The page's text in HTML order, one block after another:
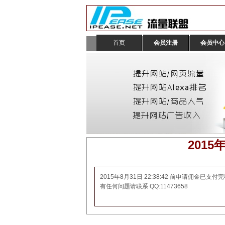
首页 会员注册 会员中心
2015
2015年8月31日 22:38:42 前申请佣金已支付
有任何问题请联系 QQ:11473658